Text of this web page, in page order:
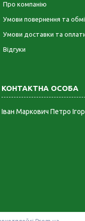
Про компанію
Умови повернення та
Умови доставки та
Відгуки
Іван Маркович Петро